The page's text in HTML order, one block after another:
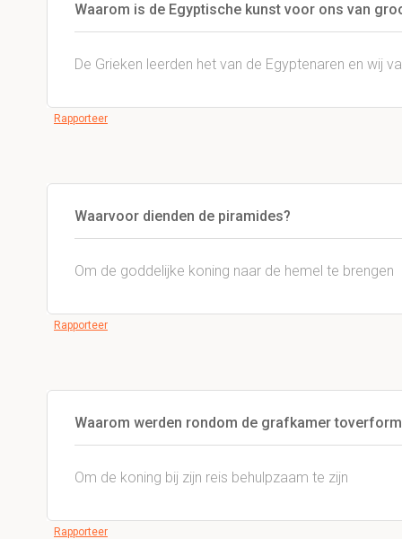
Waarom is de Egyptische kunst voor ons van
De Grieken leerden het van de Egyptenaren en wij
Rapporteer
Waarvoor dienden de piramides?
Om de goddelijke koning naar de hemel te brengen
Rapporteer
Waarom werden rondom de grafkamer
Om de koning bij zijn reis behulpzaam te zijn
Rapporteer